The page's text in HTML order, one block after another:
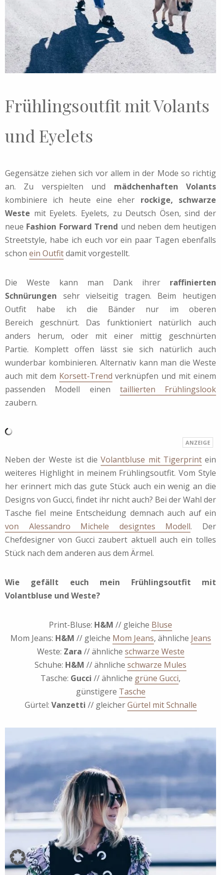
Frühlingsoutfit mit Volants
und Eyelets
Gegensätze ziehen sich vor allem in der Mode so richtig
an. Zu verspielten und mädchenhaften Volants
kombiniere ich heute eine eher rockige, schwarze
Weste mit Eyelets. Eyelets, zu Deutsch Ösen, sind der
neue Fashion Forward Trend und neben dem heutigen
Streetstyle, habe ich euch vor ein paar Tagen ebenfalls
schon ein Outfitdamit vorgestellt.
Die Weste kann man Dank ihrer raffinierten
Schnürungen sehr vielseitig tragen. Beim heutigen
Outfit habe ich die Bänder nur im oberen
Bereich geschnürt. Das funktioniert natürlich auch
anders herum, oder mit einer mittig geschnürten
Partie. Komplett offen lässt sie sich natürlich auch
wunderbar kombinieren. Alternativ kann man die Weste
auch mit dem Korsett-Trend verknüpfen und mit einem
passenden Modell einen taillierten Frühlingslook
zaubern.
Neben der Weste ist dieVolantbluse mit Tigerprintein
weiteres Highlight in meinem Frühlingsoutfit. Vom Style
her erinnert mich das gute Stück auch ein wenig an die
Designs von Gucci, findet ihr nicht auch? Bei der Wahl der
Tasche fiel meine Entscheidung demnach auch auf ein
von Alessandro Michele designtes Modell. Der
Chefdesigner von Gucci zaubert aktuell auch ein tolles
Stück nach dem anderen aus dem Ärmel.
Wie gefällt euch mein Frühlingsoutfit mit
Volantbluse und Weste?
Print-Bluse: H&M // gleiche Bluse
Mom Jeans: H&M // gleiche Mom Jeans, ähnliche Jeans
Weste: Zara // ähnliche schwarze Weste
Schuhe: H&M // ähnliche schwarze Mules
Tasche: Gucci // ähnliche grüne Gucci,
günstigere Tasche
Gürtel: Vanzetti // gleicherGürtel mit Schnalle